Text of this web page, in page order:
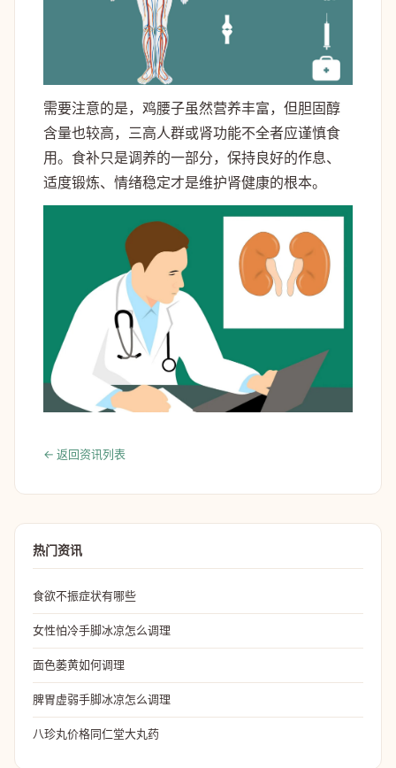
需要注意的是，鸡腰子虽然营养丰富，但胆固醇
含量也较高，三高人群或肾功能不全者应谨慎食
用。食补只是调养的一部分，保持良好的作息、
适度锻炼、情绪稳定才是维护肾健康的根本。
← 返回资讯列表
热门资讯
食欲不振症状有哪些
女性怕冷手脚冰凉怎么调理
面色萎黄如何调理
脾胃虚弱手脚冰凉怎么调理
八珍丸价格同仁堂大丸药